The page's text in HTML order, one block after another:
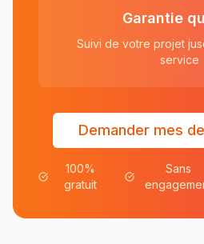
Garantie
Suivi de votre projet
service
Demander mes
100%
gratuit
Sans